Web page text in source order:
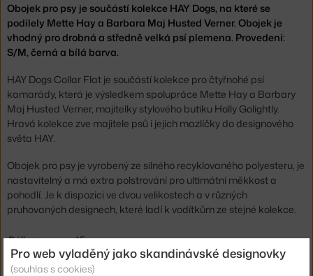
Obojek pro psy je součástí kolekce HAY Dogs, na které se
podílely Mette Hay a Barbara Maj Husted Verner. Obojek je
vhodný pro drobná a středně velká psí plemena. Provedení:
S/M, černá a bílá barva.
HAY Dogs Collar Flat je součástí kolekce pro čtyřnohé psí
kamarády, která je výsledkem spolupráce Mette Hay a Barbary
Maj Husted Verner, majitelky stylového butiku Holly Golightly.
Hravá kolekce zve majitele psů i jejich mazlíčky do designového
světa HAY.
Obojek pro psy je vyrobený ze silného recyklovaného polyesteru, je
nastavitelný a má extra polstrování pro ultimátní měkkost a
pohodlí. Je k dispozici ve dvou velikostech a v různých
pruhovaných designech, které ladí k vodítkům ze stejné kolekce.
Délka:
45 cm
Šířka:
2 cm
Pro web vyladěný jako skandinávské designovky
(souhlas s cookies)